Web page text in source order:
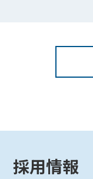
採用情報